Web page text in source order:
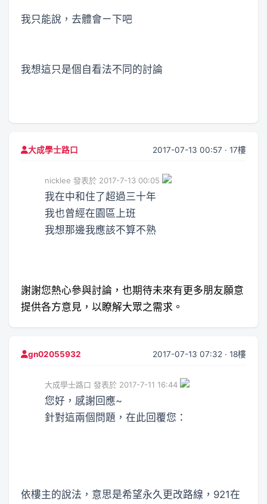
我只能說，去體會ㄧ下吧
我想這只是個自看法不同的討論
大成學士路口 2017-07-13 00:57 · 17樓
nicklee 發表於 2017-7-13 00:05
我在中和住了超過三十年
我也曾經在園區上班
我想那邊我應該不算不熟
謝謝您熱心參與討論，也期待未來有更多朋友願意
提供各方意見，以瞭解大眾之需求。
gn02055932 2017-07-13 07:32 · 18樓
大成學士路口 發表於 2017-7-11 16:44
您好，感謝回應~
針對這兩個問題，在此回覆您：
依樓主的說法，意思是希望永久更改路線，921在